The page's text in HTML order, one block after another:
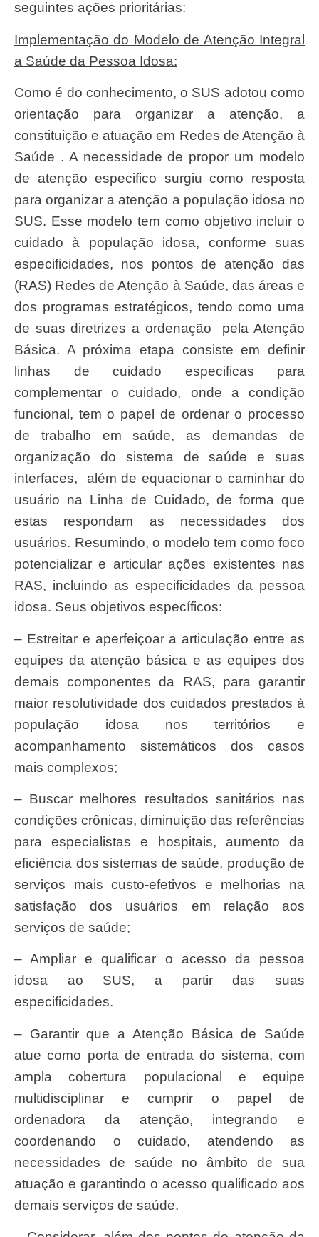
seguintes ações prioritárias:
Implementação do Modelo de Atenção Integral
a Saúde da Pessoa Idosa:
Como é do conhecimento, o SUS adotou como
orientação para organizar a atenção, a
constituição e atuação em Redes de Atenção à
Saúde . A necessidade de propor um modelo
de atenção especifico surgiu como resposta
para organizar a atenção a população idosa no
SUS. Esse modelo tem como objetivo incluir o
cuidado à população idosa, conforme suas
especificidades, nos pontos de atenção das
(RAS) Redes de Atenção à Saúde, das áreas e
dos programas estratégicos, tendo como uma
de suas diretrizes a ordenação pela Atenção
Básica. A próxima etapa consiste em definir
linhas de cuidado especificas para
complementar o cuidado, onde a condição
funcional, tem o papel de ordenar o processo
de trabalho em saúde, as demandas de
organização do sistema de saúde e suas
interfaces, além de equacionar o caminhar do
usuário na Linha de Cuidado, de forma que
estas respondam as necessidades dos
usuários. Resumindo, o modelo tem como foco
potencializar e articular ações existentes nas
RAS, incluindo as especificidades da pessoa
idosa. Seus objetivos específicos:
– Estreitar e aperfeiçoar a articulação entre as
equipes da atenção básica e as equipes dos
demais componentes da RAS, para garantir
maior resolutividade dos cuidados prestados à
população idosa nos territórios e
acompanhamento sistemáticos dos casos
mais complexos;
– Buscar melhores resultados sanitários nas
condições crônicas, diminuição das referências
para especialistas e hospitais, aumento da
eficiência dos sistemas de saúde, produção de
serviços mais custo-efetivos e melhorias na
satisfação dos usuários em relação aos
serviços de saúde;
– Ampliar e qualificar o acesso da pessoa
idosa ao SUS, a partir das suas
especificidades.
– Garantir que a Atenção Básica de Saúde
atue como porta de entrada do sistema, com
ampla cobertura populacional e equipe
multidisciplinar e cumprir o papel de
ordenadora da atenção, integrando e
coordenando o cuidado, atendendo as
necessidades de saúde no âmbito de sua
atuação e garantindo o acesso qualificado aos
demais serviços de saúde.